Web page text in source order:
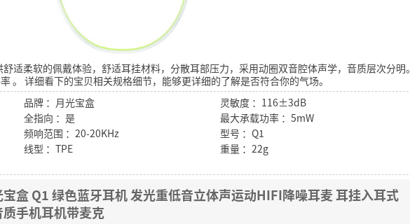
适柔软的佩戴体验，舒适耳挂材料，分散耳部压力，采用动圈双音腔体声学，音质层次分明。
。 详细看下的宝贝相关规格细节，能够更详细的了解是否符合你的气场。
品牌 ：月光宝盒
灵敏度 ：116±3dB
全指向 ：是
最大承载功率 ：5mW
频响范围 ：20-20KHz
型号 ：Q1
线型 ：TPE
重量 ：22g
宝盒 Q1 绿色蓝牙耳机 发光重低音立体声运动HIFI降噪耳麦 耳挂入耳式
质手机耳机带麦克